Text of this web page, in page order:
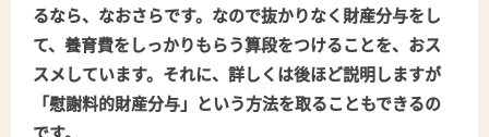
るなら、なおさらです。なので抜かりなく財産分与をし
て、養育費をしっかりもらう算段をつけることを、おス
スメしています。それに、詳しくは後ほど説明しますが
「慰謝料的財産分与」という方法を取ることもできるの